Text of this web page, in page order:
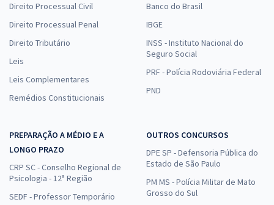
Direito Processual Civil
Direito Processual Penal
Direito Tributário
Leis
Leis Complementares
Remédios Constitucionais
Banco do Brasil
IBGE
INSS - Instituto Nacional do
Seguro Social
PRF - Polícia Rodoviária Federal
PND
PREPARAÇÃO A MÉDIO E A
LONGO PRAZO
CRP SC - Conselho Regional de
Psicologia - 12ª Região
SEDF - Professor Temporário
OUTROS CONCURSOS
DPE SP - Defensoria Pública do
Estado de São Paulo
PM MS - Polícia Militar de Mato
Grosso do Sul